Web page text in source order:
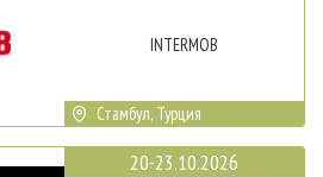
INTERMOB
Стамбул, Турция
20-23.10.2026